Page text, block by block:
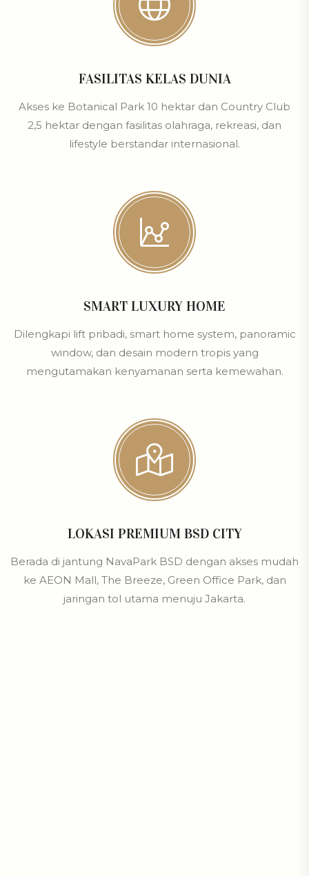
FASILITAS KELAS DUNIA
Akses ke Botanical Park 10 hektar dan Country Club
2,5 hektar dengan fasilitas olahraga, rekreasi, dan
lifestyle berstandar internasional.
SMART LUXURY HOME
Dilengkapi lift pribadi, smart home system, panoramic
window, dan desain modern tropis yang
mengutamakan kenyamanan serta kemewahan.
LOKASI PREMIUM BSD CITY
Berada di jantung NavaPark BSD dengan akses mudah
ke AEON Mall, The Breeze, Green Office Park, dan
jaringan tol utama menuju Jakarta.